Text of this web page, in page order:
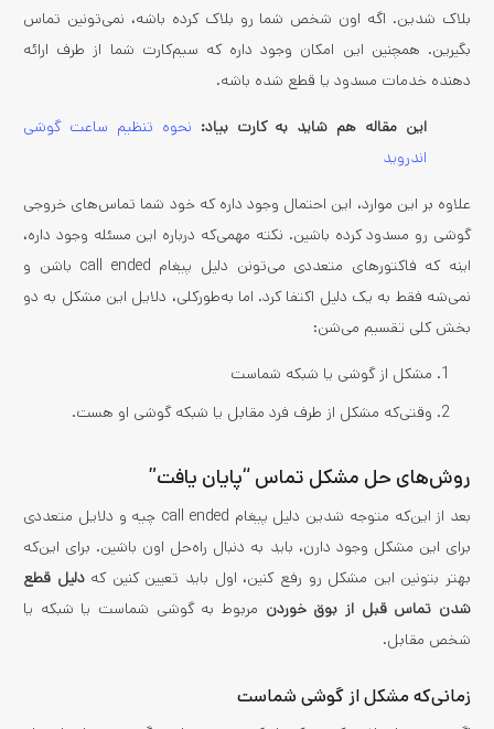
بلاک شدین. اگه اون شخص شما رو بلاک کرده باشه، نمی‌تونین تماس
بگیرین. همچنین این امکان وجود داره که سیم‌کارت شما از طرف ارائه
دهنده خدمات مسدود یا قطع شده باشه.
این مقاله هم شاید به کارت بیاد: نحوه تنظیم ساعت گوشی
اندروید
علاوه بر این موارد، این احتمال وجود داره که خود شما تماس‌های خروجی
گوشی رو مسدود کرده باشین. نکته مهمی‌که درباره این مسئله وجود داره،
اینه که فاکتورهای متعددی می‌تونن دلیل پیغام call ended باشن و
نمی‌شه فقط به یک دلیل اکتفا کرد. اما به‌طورکلی، دلایل این مشکل به دو
بخش کلی تقسیم می‌شن:
مشکل از گوشی یا شبکه شماست
وقتی‌که مشکل از طرف فرد مقابل یا شبکه گوشی او هست.
روش‌های حل مشکل تماس “پایان یافت”
بعد از این‌که متوجه شدین دلیل پیغام call ended چیه و دلایل متعددی
برای این مشکل وجود دارن، باید به دنبال راه‌حل اون باشین. برای این‌که
بهتر بتونین این مشکل رو رفع کنین، اول باید تعیین کنین کهدلیل قطع
شدن تماس قبل از بوق خوردن مربوط به گوشی شماست یا شبکه یا
شخص مقابل.
زمانی‌که مشکل از گوشی شماست